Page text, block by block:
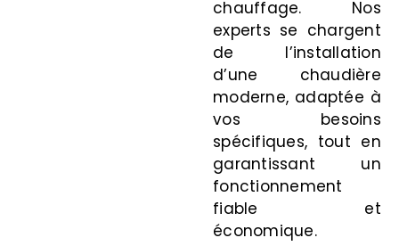
chauffage. Nos
experts se chargent
de l’installation
d’une chaudière
moderne, adaptée à
vos besoins
spécifiques, tout en
garantissant un
fonctionnement
fiable et
économique.